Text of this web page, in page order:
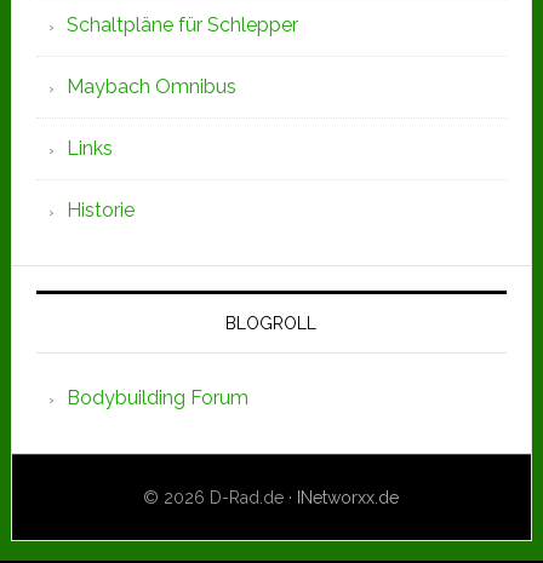
Schaltpläne für Schlepper
Maybach Omnibus
Links
Historie
BLOGROLL
Bodybuilding Forum
© 2026 D-Rad.de · INetworxx.de